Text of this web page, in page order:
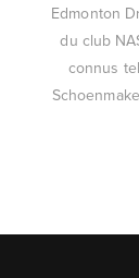
Edmonton
du club
connus